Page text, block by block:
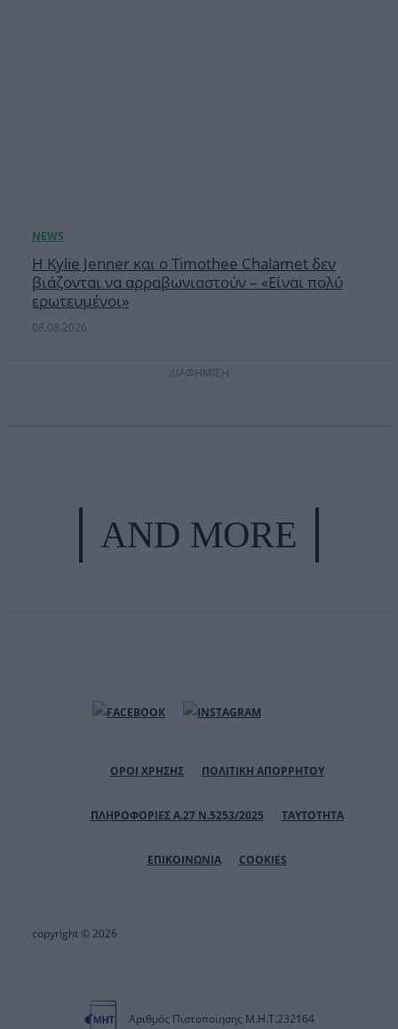
Η Kylie Jenner και ο Timothee Chalamet δεν
βιάζονται να αρραβωνιαστούν – «Είναι πολύ
ερωτευμένοι»
08.08.2026
ΔΙΑΦΗΜΙΣΗ
AND MORE
ΟΡΟΙ ΧΡΗΣΗΣ ΠΟΛΙΤΙΚΗ ΑΠΟΡΡΗΤΟΥ
ΠΛΗΡΟΦΟΡΙΕΣ Α.27 Ν.5253/2025 ΤΑΥΤΟΤΗΤΑ
ΕΠΙΚΟΙΝΩΝΙΑ COOKIES
copyright © 2026
Αριθμός Πιστοποίησης Μ.Η.Τ.232164